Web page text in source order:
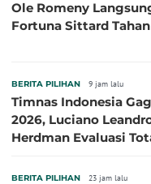
Ole Romeny
Fortuna Sittard Tahan
BERITA PILIHAN 9 jam lalu
Timnas Indonesia
2026, Luciano
Herdman Evaluasi
BERITA PILIHAN 23 jam lalu